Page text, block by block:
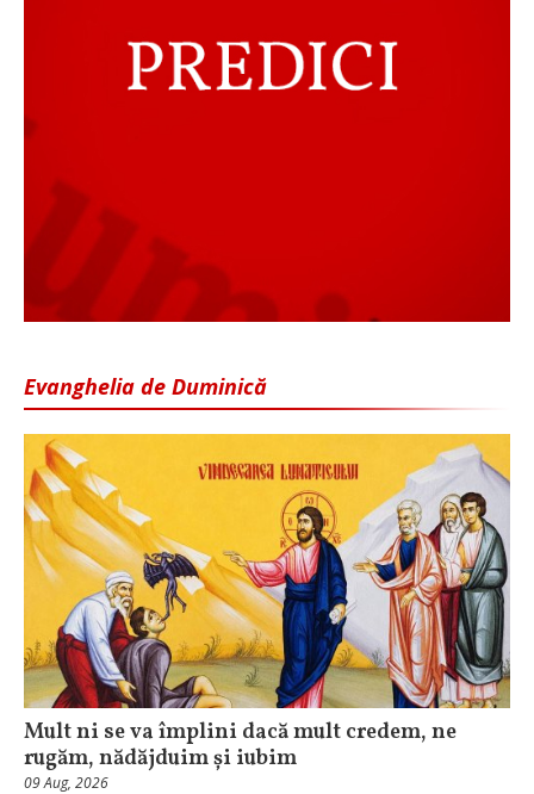
Evanghelia de Duminică
Mult ni se va împlini dacă mult credem, ne
rugăm, nădăjduim și iubim
09 Aug, 2026